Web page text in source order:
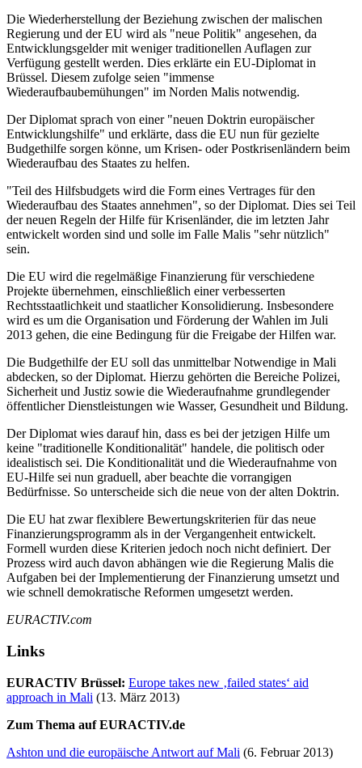
Die Wiederherstellung der Beziehung zwischen der malischen
Regierung und der EU wird als "neue Politik" angesehen, da
Entwicklungsgelder mit weniger traditionellen Auflagen zur
Verfügung gestellt werden. Dies erklärte ein EU-Diplomat in
Brüssel. Diesem zufolge seien "immense
Wiederaufbaubemühungen" im Norden Malis notwendig.
Der Diplomat sprach von einer "neuen Doktrin europäischer
Entwicklungshilfe" und erklärte, dass die EU nun für gezielte
Budgethilfe sorgen könne, um Krisen- oder Postkrisenländern beim
Wiederaufbau des Staates zu helfen.
"Teil des Hilfsbudgets wird die Form eines Vertrages für den
Wiederaufbau des Staates annehmen", so der Diplomat. Dies sei Teil
der neuen Regeln der Hilfe für Krisenländer, die im letzten Jahr
entwickelt worden sind und solle im Falle Malis "sehr nützlich"
sein.
Die EU wird die regelmäßige Finanzierung für verschiedene
Projekte übernehmen, einschließlich einer verbesserten
Rechtsstaatlichkeit und staatlicher Konsolidierung. Insbesondere
wird es um die Organisation und Förderung der Wahlen im Juli
2013 gehen, die eine Bedingung für die Freigabe der Hilfen war.
Die Budgethilfe der EU soll das unmittelbar Notwendige in Mali
abdecken, so der Diplomat. Hierzu gehörten die Bereiche Polizei,
Sicherheit und Justiz sowie die Wiederaufnahme grundlegender
öffentlicher Dienstleistungen wie Wasser, Gesundheit und Bildung.
Der Diplomat wies darauf hin, dass es bei der jetzigen Hilfe um
keine "traditionelle Konditionalität" handele, die politisch oder
idealistisch sei. Die Konditionalität und die Wiederaufnahme von
EU-Hilfe sei nun graduell, aber beachte die vorrangigen
Bedürfnisse. So unterscheide sich die neue von der alten Doktrin.
Die EU hat zwar flexiblere Bewertungskriterien für das neue
Finanzierungsprogramm als in der Vergangenheit entwickelt.
Formell wurden diese Kriterien jedoch noch nicht definiert. Der
Prozess wird auch davon abhängen wie die Regierung Malis die
Aufgaben bei der Implementierung der Finanzierung umsetzt und
wie schnell demokratische Reformen umgesetzt werden.
EURACTIV.com
Links
EURACTIV Brüssel: Europe takes new ‚failed states‘ aid
approach in Mali (13. März 2013)
Zum Thema auf EURACTIV.de
Ashton und die europäische Antwort auf Mali (6. Februar 2013)